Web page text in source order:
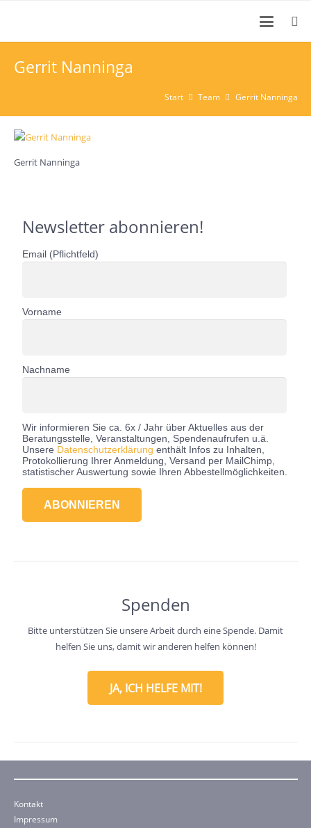
Gerrit Nanninga
Start Team Gerrit Nanninga
Gerrit Nanninga
Newsletter abonnieren!
Email (Pflichtfeld)
Vorname
Nachname
Wir informieren Sie ca. 6x / Jahr über Aktuelles aus der
Beratungsstelle, Veranstaltungen, Spendenaufrufen u.ä.
Unsere Datenschutzerklärung enthält Infos zu Inhalten,
Protokollierung Ihrer Anmeldung, Versand per MailChimp,
statistischer Auswertung sowie Ihren Abbestellmöglichkeiten.
Spenden
Bitte unterstützen Sie unsere Arbeit durch eine Spende. Damit
helfen Sie uns, damit wir anderen helfen können!
JA, ICH HELFE MIT!
Kontakt
Impressum